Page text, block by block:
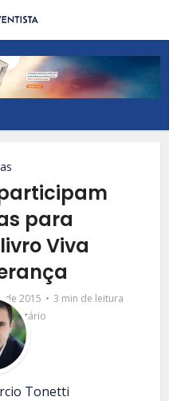
para
Viva
de 2015
3 min de leitura
Tonetti